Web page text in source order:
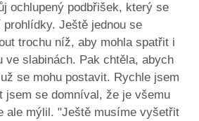
ochlupený podbřišek, který se
Ještě jednou se
trochu níž, aby mohla spatřit i
ve slabinách. Pak chtěla, abych
se mohu postavit. Rychle jsem
jsem se domníval, že je všemu
ale mýlil. "Ještě musíme vyšetřit